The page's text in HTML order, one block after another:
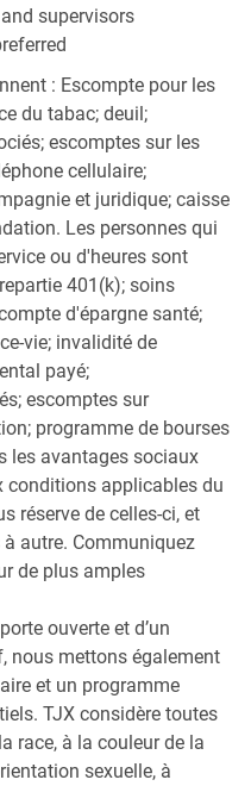
supervisors
: Escompte pour les
du tabac; deuil;
escomptes sur les
cellulaire;
et juridique; caisse
Les personnes qui
ou d'heures sont
401(k); soins
d'épargne santé;
vie; invalidité de
payé;
escomptes sur
programme de bourses
les avantages sociaux
applicables du
réserve de celles-ci, et
autre. Communiquez
de plus amples
ouverte et d’un
nous mettons également
et un programme
TJX considère toutes
race, à la couleur de la
sexuelle, à